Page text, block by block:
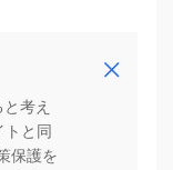
考え
トと同
保護を